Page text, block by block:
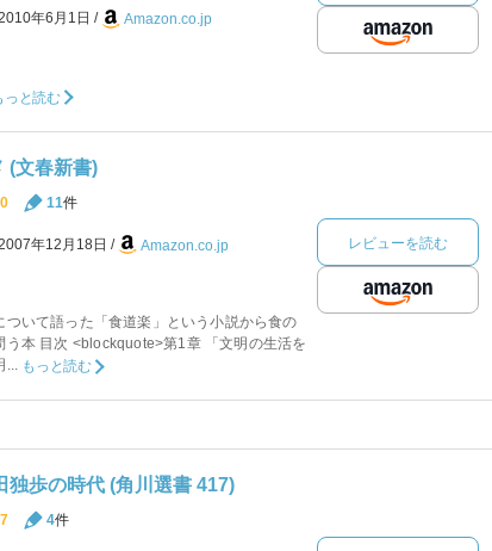
年6月1日 Amazon.co.jp
っと読む
(文春新書)
11件
年12月18日 Amazon.co.jp
ついて語った「食道楽」という小説から食の
う本 目次 <blockquote>第1章 「文明の生活を
... もっと読む
レビューを読む
独歩の時代 (角川選書 417)
4件